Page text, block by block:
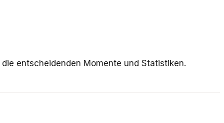
entscheidenden Momente und Statistiken.